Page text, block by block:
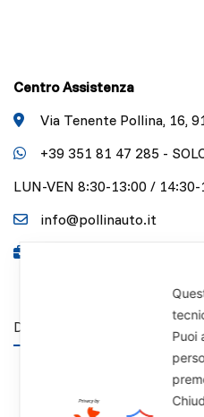
Centro Assistenza
Via Tenente Pollina, 16,
+39 351 81 47 285 -
LUN-VEN 8:30-13:00 /
info@pollinauto.it
DISCLAIMER
Puoi